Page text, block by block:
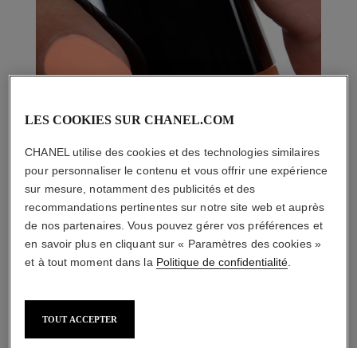
L'ACCORD PARFAIT
LES COOKIES SUR CHANEL.COM
CHANEL utilise des cookies et des technologies similaires
pour personnaliser le contenu et vous offrir une expérience
sur mesure, notamment des publicités et des
recommandations pertinentes sur notre site web et auprès
de nos partenaires. Vous pouvez gérer vos préférences et
en savoir plus en cliquant sur « Paramètres des cookies »
et à tout moment dans la Politique de confidentialité.
TOUT ACCEPTER